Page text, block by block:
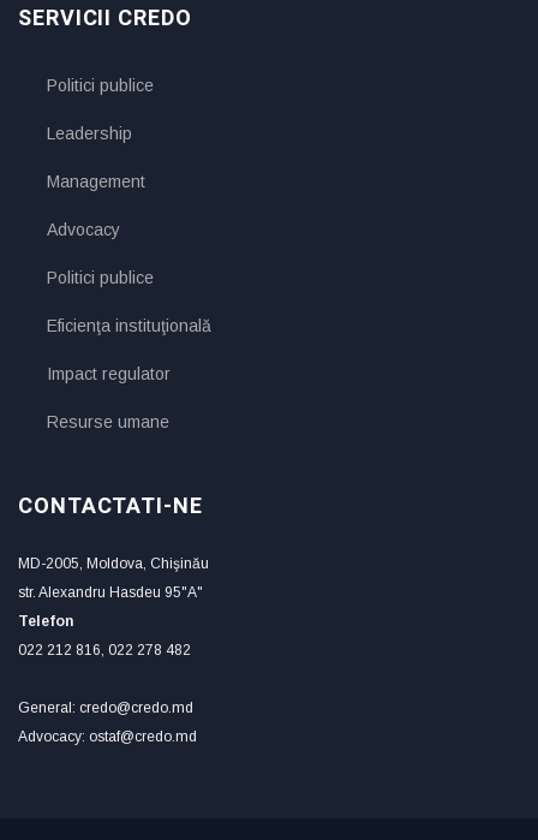
SERVICII CREDO
Politici publice
Leadership
Management
Advocacy
Politici publice
Eficienţa instituţională
Impact regulator
Resurse umane
CONTACTATI-NE
MD-2005, Moldova, Chişinău
str. Alexandru Hasdeu 95"A"
Telefon
022 212 816, 022 278 482
General: credo@credo.md
Advocacy: ostaf@credo.md